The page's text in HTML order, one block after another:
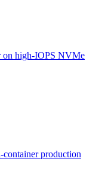
on high-IOPS NVMe
production